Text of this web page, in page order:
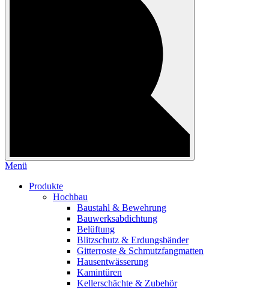
Menü
Produkte
Hochbau
Baustahl & Bewehrung
Bauwerksabdichtung
Belüftung
Blitzschutz & Erdungsbänder
Gitterroste & Schmutzfangmatten
Hausentwässerung
Kamintüren
Kellerschächte & Zubehör